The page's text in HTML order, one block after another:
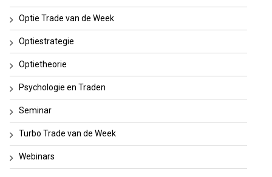
Optie Trade van de Week
Optiestrategie
Optietheorie
Psychologie en Traden
Seminar
Turbo Trade van de Week
Webinars